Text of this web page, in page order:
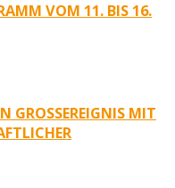
VOM 11. BIS 16.
MIT S
S